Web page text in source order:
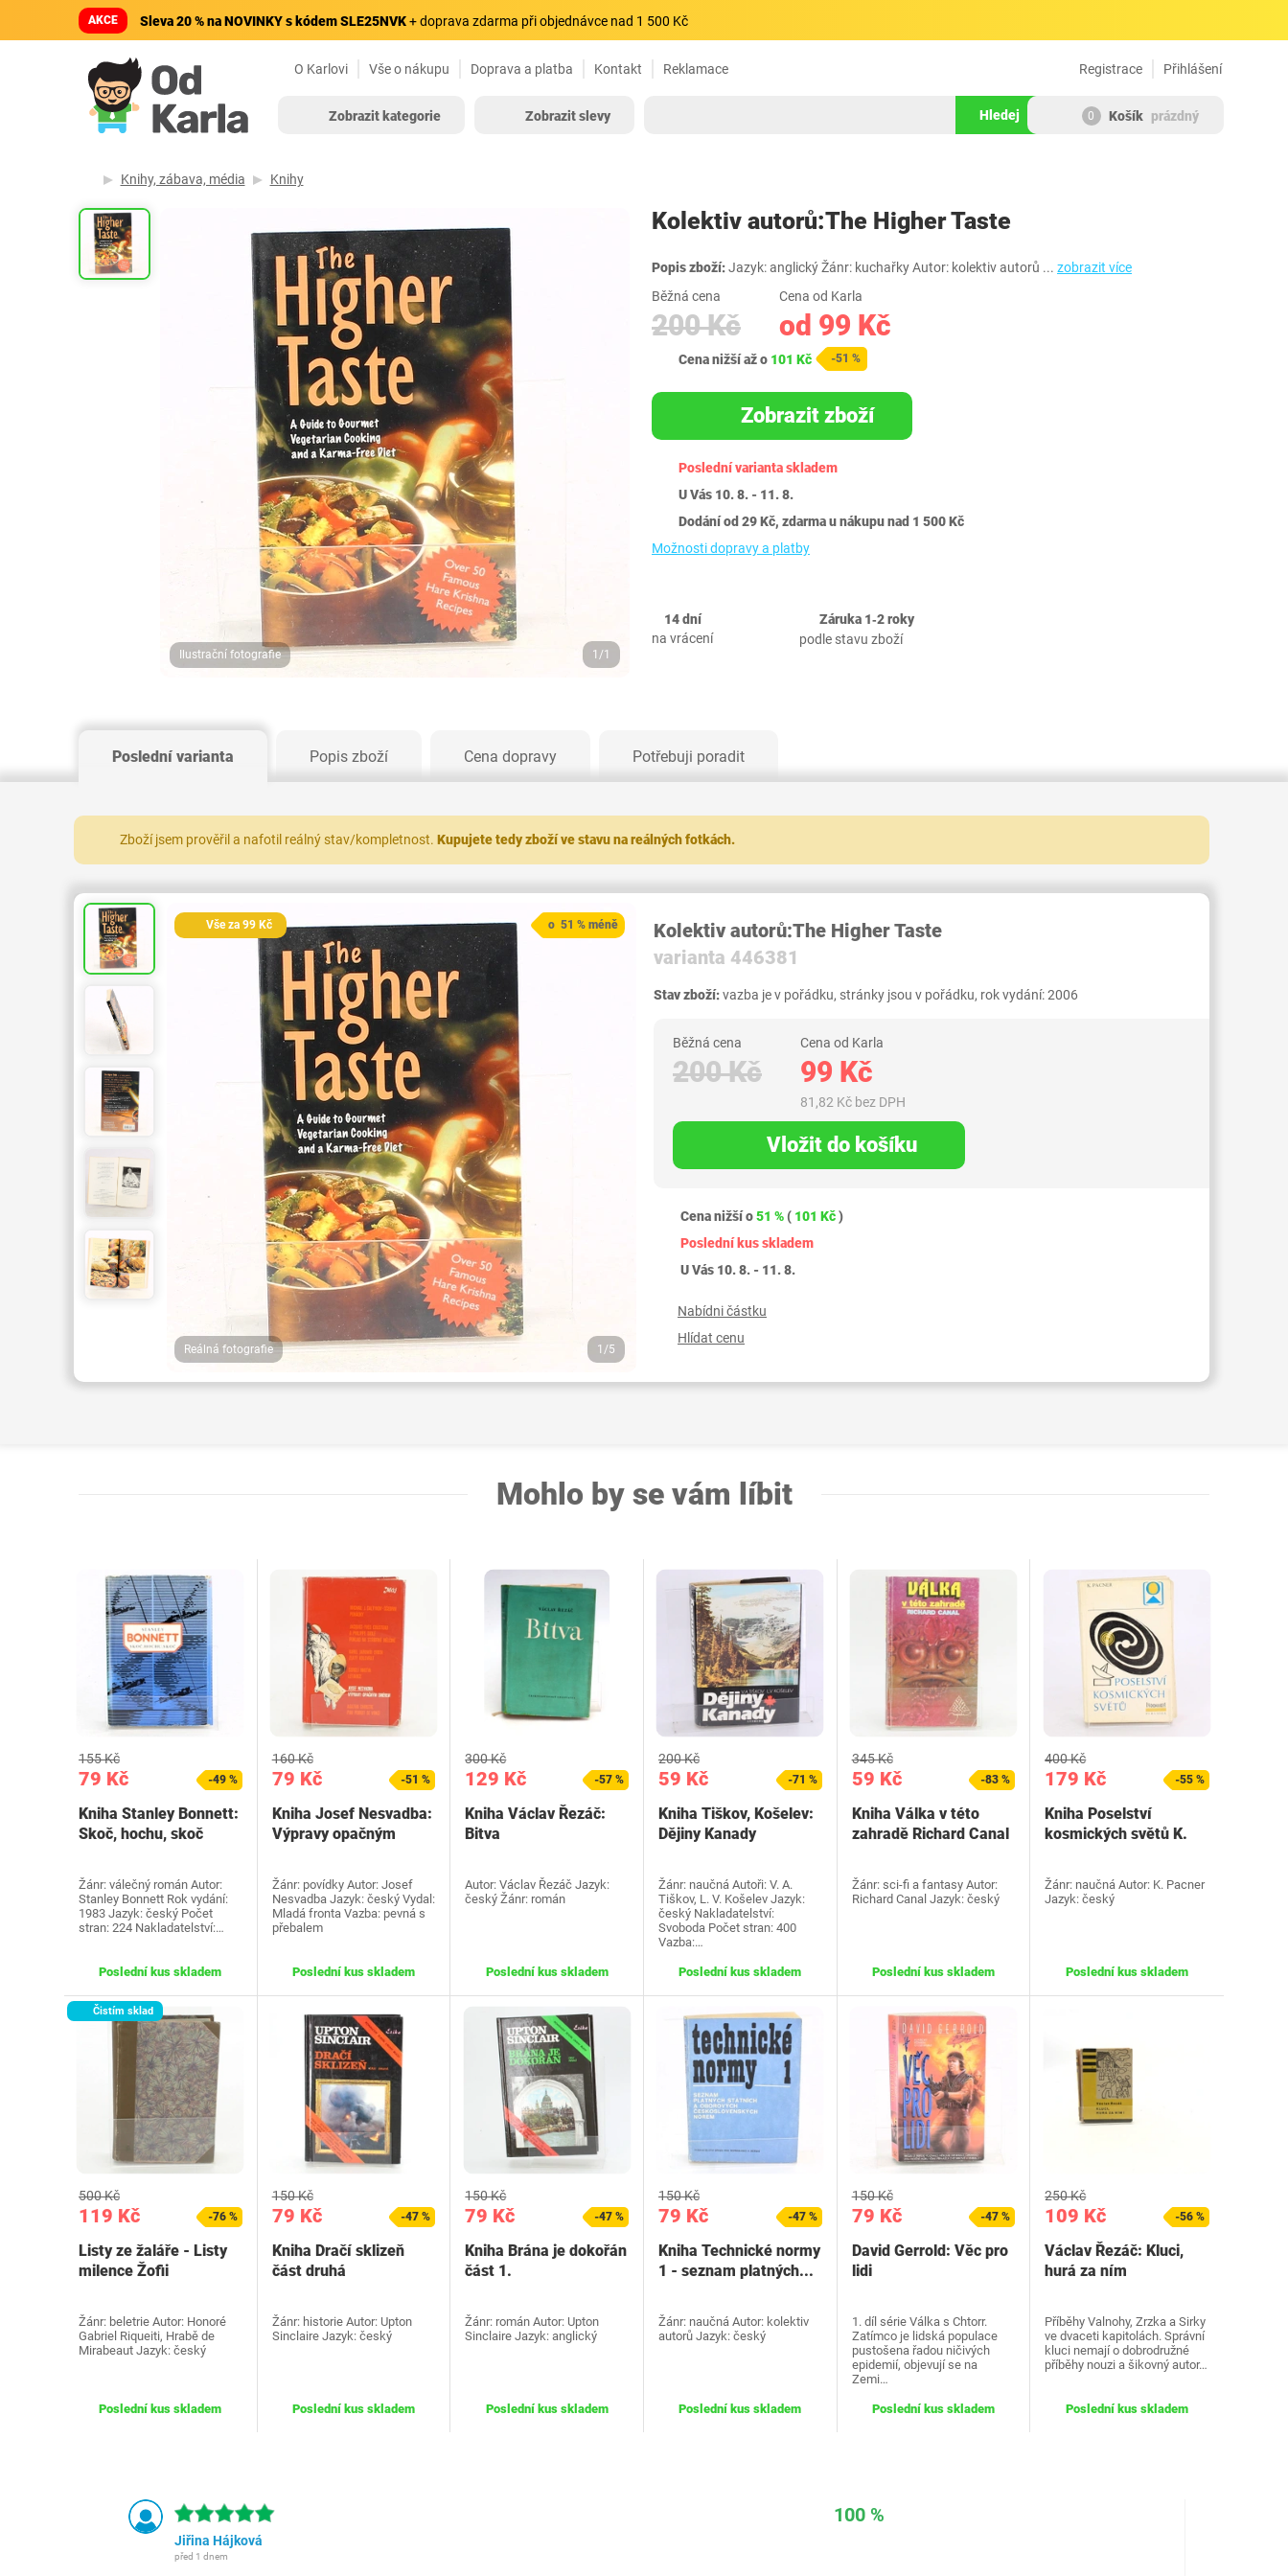
AKCE Sleva 20 % na NOVINKY s kódem SLE25NVK+ doprava zdarma při objednávce nad 1 500 Kč
O Karlovi Vše o nákupu Doprava a platba Kontakt Reklamace Přihlášení
Registrace
Zobrazit kategorie Zobrazit slevy Hledej 0 Košík prázdný
Knihy, zábava, média Knihy
Ilustrační fotografie 1/1
Kolektiv autorů:The Higher Taste
Popis zboží:Jazyk: anglický Žánr: kuchařky Autor: kolektiv autorů ... zobrazit více
Běžná cena
200 Kč
Cena od Karla
od 99 Kč
Cena nižší až o 101 Kč -51 %
Zobrazit zboží
Poslední varianta skladem
U Vás 10. 8. - 11. 8.
Dodání od 29 Kč, zdarma u nákupu nad 1 500 Kč
Možnosti dopravy a platby
14 dní
na vrácení
Záruka 1‐2 roky
podle stavu zboží
Poslední varianta Popis zboží Cena dopravy Potřebuji poradit
Zboží jsem prověřil a nafotil reálný stav/kompletnost. Kupujete tedy zboží ve stavu na reálných fotkách.
Vše za 99 Kč
Reálná fotografie 1/5
o 51 % méně
Kolektiv autorů:The Higher Taste
varianta 446381
Stav zboží:vazba je v pořádku, stránky jsou v pořádku, rok vydání: 2006
Běžná cena
200 Kč
Cena od Karla
99 Kč
81,82 Kč bez DPH
Vložit do košíku
Cena nižší o51 % ( 101 Kč)
Poslední kus skladem
U Vás 10. 8. - 11. 8.
Nabídni částku
Hlídat cenu
Mohlo by se vám líbit
79 Kč
155 Kč
-49 %
Kniha Stanley Bonnett:
Skoč, hochu, skoč
Žánr: válečný román Autor:
Stanley Bonnett Rok vydání:
1983 Jazyk: český Počet
stran: 224 Nakladatelství:…
Poslední kus skladem
79 Kč
160 Kč
-51 %
Kniha Josef Nesvadba:
Výpravy opačným
Žánr: povídky Autor: Josef
Nesvadba Jazyk: český Vydal:
Mladá fronta Vazba: pevná s
přebalem
Poslední kus skladem
129 Kč
300 Kč
-57 %
Kniha Václav Řezáč:
Bitva
Autor: Václav Řezáč Jazyk:
český Žánr: román
Poslední kus skladem
59 Kč
200 Kč
-71 %
Kniha Tiškov, Košelev:
Dějiny Kanady
Žánr: naučná Autoři: V. A.
Tiškov, L. V. Košelev Jazyk:
český Nakladatelství:
Svoboda Počet stran: 400
Vazba:…
Poslední kus skladem
59 Kč
345 Kč
-83 %
Kniha Válka v této
zahradě Richard Canal
Žánr: sci-fi a fantasy Autor:
Richard Canal Jazyk: český
Poslední kus skladem
179 Kč
400 Kč
-55 %
Kniha Poselství
kosmických světů K.
Žánr: naučná Autor: K. Pacner
Jazyk: český
Poslední kus skladem
Čistím sklad
119 Kč
500 Kč
-76 %
Listy ze žaláře - Listy
milence Žofii
Žánr: beletrie Autor: Honoré
Gabriel Riqueiti, Hrabě de
Mirabeaut Jazyk: český
Poslední kus skladem
79 Kč
150 Kč
-47 %
Kniha Dračí sklizeň
část druhá
Žánr: historie Autor: Upton
Sinclaire Jazyk: český
Poslední kus skladem
79 Kč
150 Kč
-47 %
Kniha Brána je dokořán
část 1.
Žánr: román Autor: Upton
Sinclaire Jazyk: anglický
Poslední kus skladem
79 Kč
150 Kč
-47 %
Kniha Technické normy
1 - seznam platných...
Žánr: naučná Autor: kolektiv
autorů Jazyk: český
Poslední kus skladem
79 Kč
150 Kč
-47 %
David Gerrold: Věc pro
lidi
1. díl série Válka s Chtorr.
Zatímco je lidská populace
pustošena řadou ničivých
epidemií, objevují se na
Zemi…
Poslední kus skladem
109 Kč
250 Kč
-56 %
Václav Řezáč: Kluci,
hurá za ním
Příběhy Valnohy, Zrzka a Sirky
ve dvaceti kapitolách. Správní
kluci nemají o dobrodružné
příběhy nouzi a šikovný autor…
Poslední kus skladem
100 %
Jiřina Hájková
před 1 dnem